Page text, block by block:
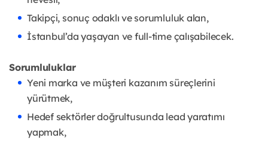
Takipçi, sonuç odaklı ve sorumluluk alan,
İstanbul’da yaşayan ve full-time çalışabilecek.
Sorumluluklar
Yeni marka ve müşteri kazanım süreçlerini
yürütmek,
Hedef sektörler doğrultusunda lead yaratımı
yapmak,